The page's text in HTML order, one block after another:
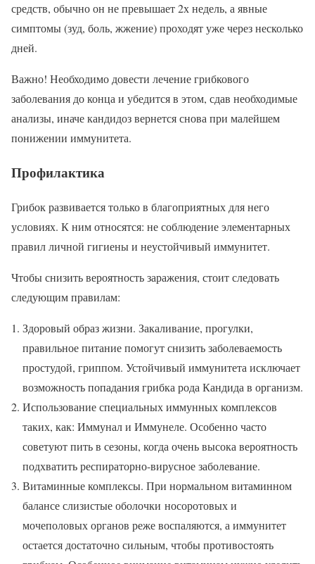
средств, обычно он не превышает 2х недель, а явные
симптомы (зуд, боль, жжение) проходят уже через несколько
дней.
Важно! Необходимо довести лечение грибкового
заболевания до конца и убедится в этом, сдав необходимые
анализы, иначе кандидоз вернется снова при малейшем
понижении иммунитета.
Профилактика
Грибок развивается только в благоприятных для него
условиях. К ним относятся: не соблюдение элементарных
правил личной гигиены и неустойчивый иммунитет.
Чтобы снизить вероятность заражения, стоит следовать
следующим правилам:
Здоровый образ жизни. Закаливание, прогулки,
правильное питание помогут снизить заболеваемость
простудой, гриппом. Устойчивый иммунитета исключает
возможность попадания грибка рода Кандида в организм.
Использование специальных иммунных комплексов
таких, как: Иммунал и Иммунеле. Особенно часто
советуют пить в сезоны, когда очень высока вероятность
подхватить респираторно-вирусное заболевание.
Витаминные комплексы. При нормальном витаминном
балансе слизистые оболочки носоротовых и
мочеполовых органов реже воспаляются, а иммунитет
остается достаточно сильным, чтобы противостоять